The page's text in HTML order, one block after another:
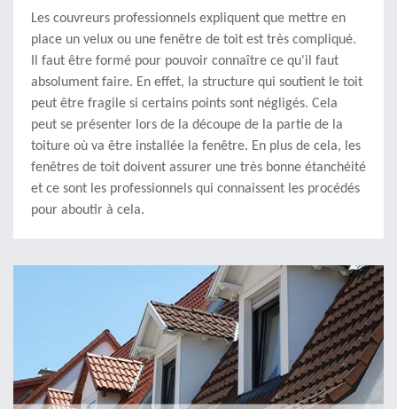
Les couvreurs professionnels expliquent que mettre en
place un velux ou une fenêtre de toit est très compliqué.
Il faut être formé pour pouvoir connaître ce qu'il faut
absolument faire. En effet, la structure qui soutient le toit
peut être fragile si certains points sont négligés. Cela
peut se présenter lors de la découpe de la partie de la
toiture où va être installée la fenêtre. En plus de cela, les
fenêtres de toit doivent assurer une très bonne étanchéité
et ce sont les professionnels qui connaissent les procédés
pour aboutir à cela.